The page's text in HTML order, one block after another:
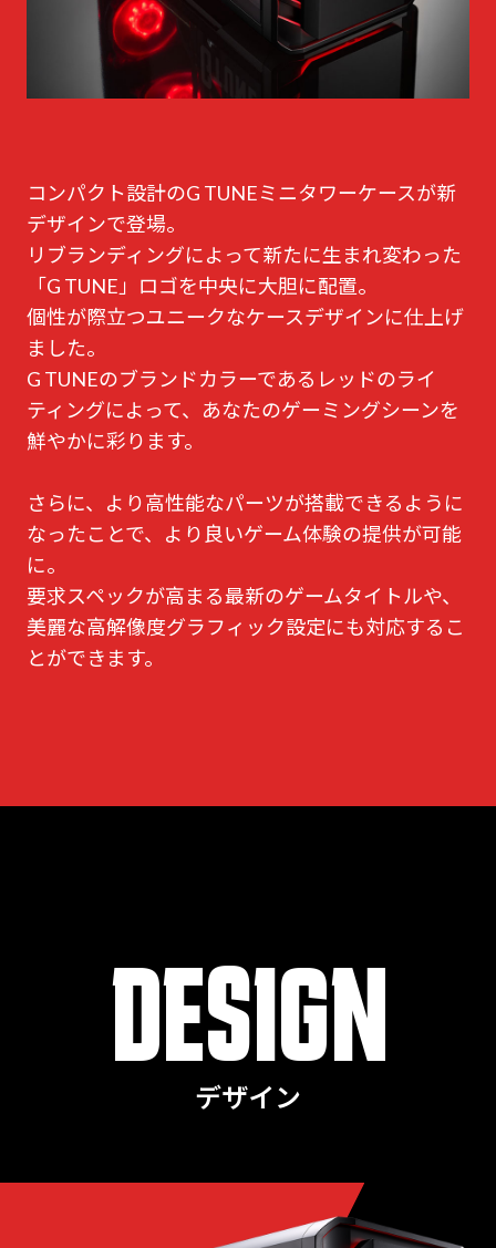
コンパクト設計のG TUNEミニタワーケースが新
デザインで登場。
リブランディングによって新たに生まれ変わった
「G TUNE」ロゴを中央に大胆に配置。
個性が際立つユニークなケースデザインに仕上げ
ました。
G TUNEのブランドカラーであるレッドのライ
ティングによって、あなたのゲーミングシーンを
鮮やかに彩ります。
さらに、より高性能なパーツが搭載できるように
なったことで、より良いゲーム体験の提供が可能
に。
要求スペックが高まる最新のゲームタイトルや、
美麗な高解像度グラフィック設定にも対応するこ
とができます。
DESIGN
デザイン